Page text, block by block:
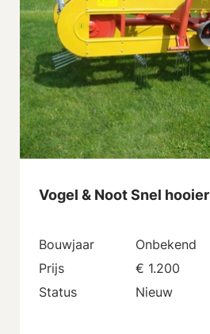
Vogel & Noot Snel hooier
Bouwjaar
Onbekend
Prijs
€ 1.200
Status
Nieuw